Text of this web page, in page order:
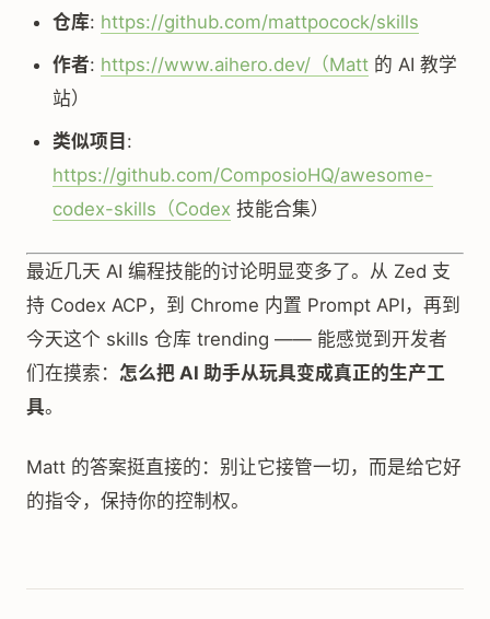
仓库: https://github.com/mattpocock/skills
作者: https://www.aihero.dev/（Matt 的 AI 教学
站）
类似项目 :
https://github.com/ComposioHQ/awesome-
codex-skills（Codex 技能合集）
最近几天 AI 编程技能的讨论明显变多了。从 Zed 支
持 Codex ACP，到 Chrome 内置 Prompt API，再到
今天这个 skills 仓库 trending —— 能感觉到开发者
们在摸索： 怎么把 AI 助手从玩具变成真正的生产工
具。
Matt 的答案挺直接的：别让它接管一切，而是给它好
的指令，保持你的控制权。